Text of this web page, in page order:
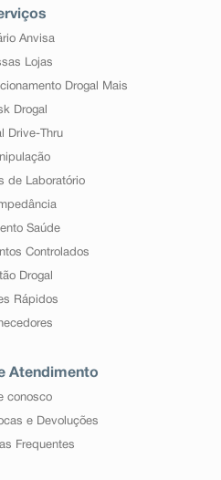
Anvisa
Lojas
Drogal Mais
Drogal
Drive-Thru
de Laboratório
Saúde
Controlados
Drogal
Rápidos
Atendimento
conosco
e Devoluções
Frequentes